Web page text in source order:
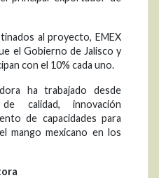
al proyecto, EMEX
el Gobierno de Jalisco y
con el 10% cada uno.
ha trabajado desde
calidad, innovación
de capacidades para
mango mexicano en los